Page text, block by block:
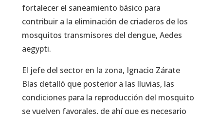
fortalecer el saneamiento básico para
contribuir a la eliminación de criaderos de los
mosquitos transmisores del dengue, Aedes
aegypti.
El jefe del sector en la zona, Ignacio Zárate
Blas detalló que posterior a las lluvias, las
condiciones para la reproducción del mosquito
se vuelven favorales, de ahí que es necesario